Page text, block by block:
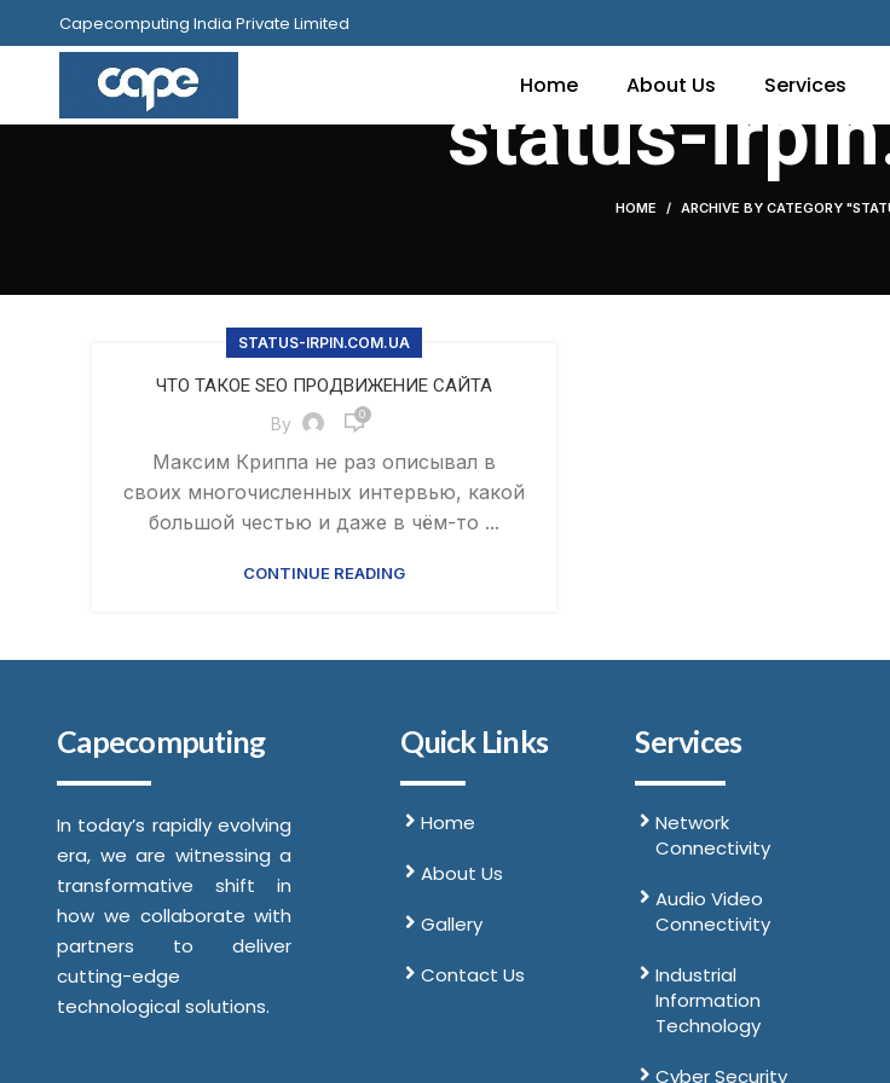
Capecomputing India Private Limited
Home About Us Services
status-
HOME ARCHIVE BY CATEGORY
STATUS-IRPIN.COM.UA
ЧТО ТАКОЕ SEO ПРОДВИЖЕНИЕ САЙТА
By 0
Максим Криппа не раз описывал в
своих многочисленных интервью, какой
большой честью и даже в чём-то ...
CONTINUE READING
Capecomputing
In today’s rapidly evolving
era, we are witnessing a
transformative shift in
how we collaborate with
partners to deliver
cutting-edge
technological solutions.
Quick Links
Home
About Us
Gallery
Contact Us
Services
Network
Connectivity
Audio Video
Connectivity
Industrial
Information
Technology
Cyber Security